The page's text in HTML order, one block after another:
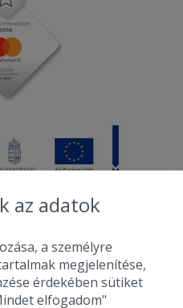
- Diston-line Kft.
áron, egy helyen az összes
étterem ajánlata.
az adatok
a személyre
megjelenítése,
érdekében sütiket
elfogadom"